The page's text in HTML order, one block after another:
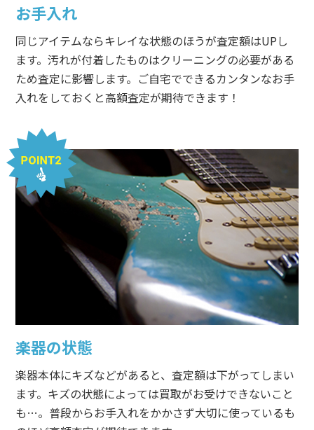
お手入れ
同じアイテムならキレイな状態のほうが査定額はUPし
ます。汚れが付着したものはクリーニングの必要がある
ため査定に影響します。ご自宅でできるカンタンなお手
入れをしておくと高額査定が期待できます！
楽器の状態
楽器本体にキズなどがあると、査定額は下がってしまい
ます。キズの状態によっては買取がお受けできないこと
も…。普段からお手入れをかかさず大切に使っているも